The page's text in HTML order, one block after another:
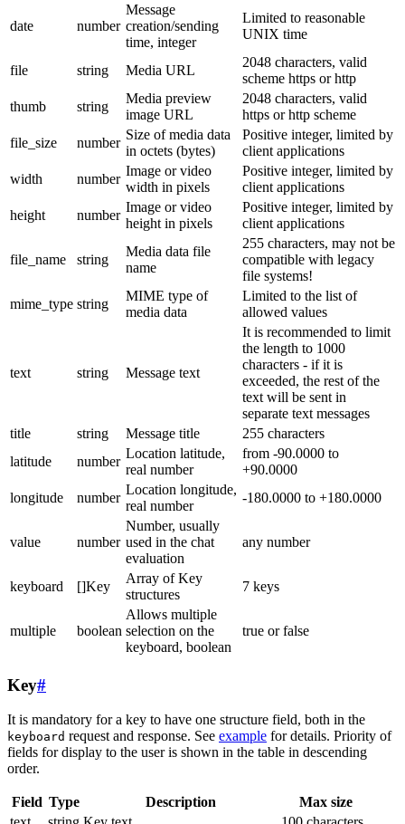
date number
Message
creation/sending
time, integer
Limited to reasonable
UNIX time
file string Media URL
2048 characters, valid
scheme https or http
thumb
string
Media preview
image URL
2048 characters, valid
https or http scheme
file_size
number
Size of media data
in octets (bytes)
Positive integer, limited by
client applications
width
number
Image or video
width in pixels
Positive integer, limited by
client applications
height
number
Image or video
height in pixels
Positive integer, limited by
client applications
file_name string
Media data file
name
255 characters, may not be
compatible with legacy
file systems!
mime_type string
MIME type of
media data
Limited to the list of
allowed values
text string Message text
It is recommended to limit
the length to 1000
characters - if it is
exceeded, the rest of the
text will be sent in
separate text messages
title
string Message title
255 characters
latitude
number
Location latitude,
real number
from -90.0000 to
+90.0000
longitude
number
Location longitude,
real number
-180.0000 to +180.0000
value number
Number, usually
used in the chat
evaluation
any number
keyboard []Key
Array of Key
structures
7 keys
multiple boolean
Allows multiple
selection on the
keyboard, boolean
true or false
Key#
It is mandatory for a key to have one structure field, both in the
keyboard request and response. See example for details. Priority of
fields for display to the user is shown in the table in descending
order.
Field Type Description
Max size